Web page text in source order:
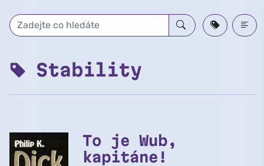
Stability
To je Wub,
kapitáne!